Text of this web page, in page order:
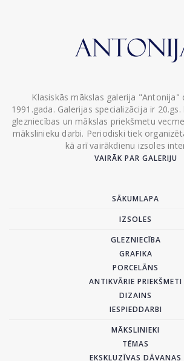
Klasiskās mākslas galerija "Antonija"
1991.gada. Galerijas specializācija ir
glezniecības un mākslas priekšmetu
mākslinieku darbi. Periodiski tiek
kā arī vairākdienu izsoles
VAIRĀK PAR GALERIJU
SĀKUMLAPA
IZSOLES
GLEZNIECĪBA
GRAFIKA
PORCELĀNS
ANTIKVĀRIE PRIEKŠMETI
DIZAINS
IESPIEDDARBI
MĀKSLINIEKI
TĒMAS
EKSKLUZĪVAS DĀVANAS